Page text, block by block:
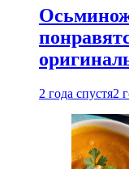
2 года спустя2